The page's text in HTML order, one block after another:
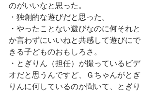
のがいいなと思った。
・独創的な遊びだと思った。
・やったことない遊びなのに何それと
か言わずにいいねと共感して遊びにで
きる子どものおもしろさ。
・とぎりん（担任）が撮っているビデ
オだと思うんですど、Ｇちゃんがとぎ
りんに何しているのか聞いて、とぎり